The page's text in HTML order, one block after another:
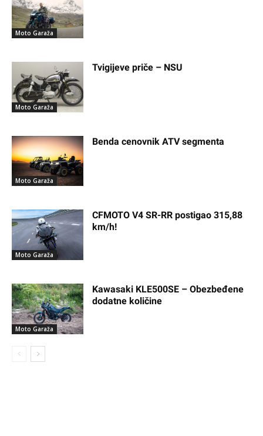
Moto Garaža
Moto Garaža
Tvigijeve priče – NSU
Moto Garaža
Benda cenovnik ATV segmenta
Moto Garaža
CFMOTO V4 SR-RR postigao 315,88
km/h!
Moto Garaža
Kawasaki KLE500SE – Obezbeđene
dodatne količine